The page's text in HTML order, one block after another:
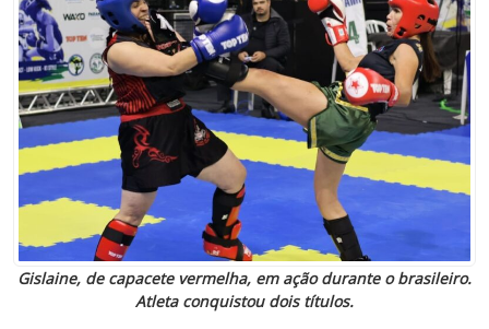
Gislaine, de capacete vermelha, em ação durante o brasileiro.
Atleta conquistou dois títulos.